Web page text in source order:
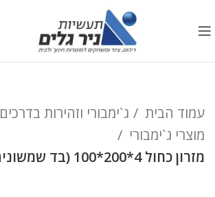
עמוד הבית
ג`ימבורי וזהירות בדרכים
מוצרי ג`ימבורי
מזרון כחול 4*200*100 (בד שמשונית)